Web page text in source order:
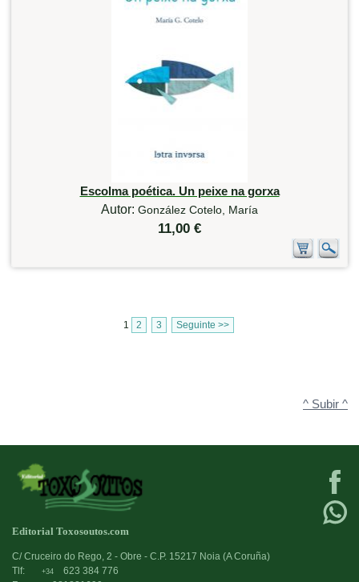
Escolma poética. Un peixe na gorxa
Autor: González Cotelo, María
11,00 €
1 2 3 Seguinte >>
^ Subir ^
Editorial Toxosoutos.com
C/ Cruceiro do Rego, 2 - Obre - C.P. 15217 Noia (A Coruña)
Tlf:
+34
623 384 776